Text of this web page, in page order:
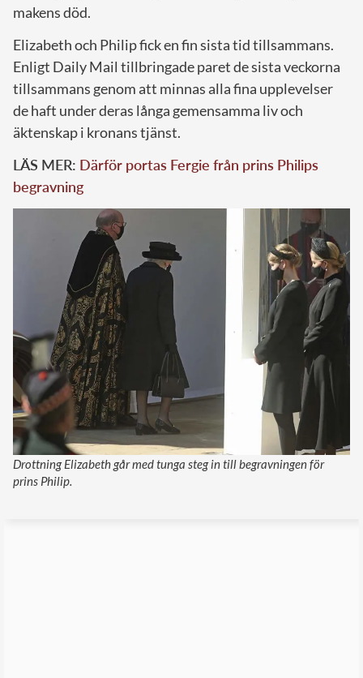
makens död.
Elizabeth och Philip fick en fin sista tid tillsammans.
Enligt Daily Mail tillbringade paret de sista veckorna
tillsammans genom att minnas alla fina upplevelser
de haft under deras långa gemensamma liv och
äktenskap i kronans tjänst.
LÄS MER: Därför portas Fergie från prins Philips
begravning
Drottning Elizabeth går med tunga steg in till begravningen för
prins Philip.